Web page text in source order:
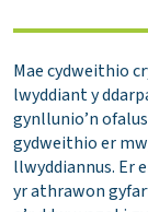
Mae cydweithio
lwyddiant y
gynllunio’n
gydweithio er
llwyddiannus. Er
yr athrawon